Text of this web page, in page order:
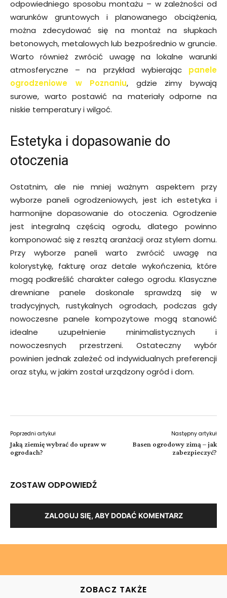
odpowiedniego sposobu montażu – w zależności od
warunków gruntowych i planowanego obciążenia,
można zdecydować się na montaż na słupkach
betonowych, metalowych lub bezpośrednio w gruncie.
Warto również zwrócić uwagę na lokalne warunki
atmosferyczne – na przykład wybierając panele
ogrodzeniowe w Poznaniu, gdzie zimy bywają
surowe, warto postawić na materiały odporne na
niskie temperatury i wilgoć.
Estetyka i dopasowanie do
otoczenia
Ostatnim, ale nie mniej ważnym aspektem przy
wyborze paneli ogrodzeniowych, jest ich estetyka i
harmonijne dopasowanie do otoczenia. Ogrodzenie
jest integralną częścią ogrodu, dlatego powinno
komponować się z resztą aranżacji oraz stylem domu.
Przy wyborze paneli warto zwrócić uwagę na
kolorystykę, fakturę oraz detale wykończenia, które
mogą podkreślić charakter całego ogrodu. Klasyczne
drewniane panele doskonale sprawdzą się w
tradycyjnych, rustykalnych ogrodach, podczas gdy
nowoczesne panele kompozytowe mogą stanowić
idealne uzupełnienie minimalistycznych i
nowoczesnych przestrzeni. Ostateczny wybór
powinien jednak zależeć od indywidualnych preferencji
oraz stylu, w jakim został urządzony ogród i dom.
Poprzedni artykuł
Jaką ziemię wybrać do upraw w
ogrodach?
Następny artykuł
Basen ogrodowy zimą – jak
zabezpieczyć?
ZOSTAW ODPOWIEDŹ
ZALOGUJ SIĘ, ABY DODAĆ KOMENTARZ
ZOBACZ TAKŻE